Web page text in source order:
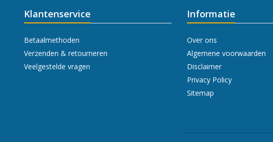
Klantenservice
Betaalmethoden
Verzenden & retourneren
Veelgestelde vragen
Informatie
Over ons
Algemene voorwaarden
Disclaimer
Privacy Policy
Sitemap